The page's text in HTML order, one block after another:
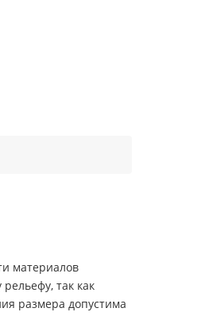
материалов
так как
размера допустима